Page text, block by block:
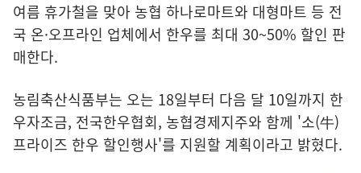
여름 휴가철을 맞아 농협 하나로마트와 대형마트 등 전
국 온·오프라인 업체에서 한우를 최대 30~50% 할인 판
매한다.
농림축산식품부는 오는 18일부터 다음 달 10일까지 한
우자조금, 전국한우협회, 농협경제지주와 함께 '소(牛)
프라이즈 한우 할인행사'를 지원할 계획이라고 밝혔다.